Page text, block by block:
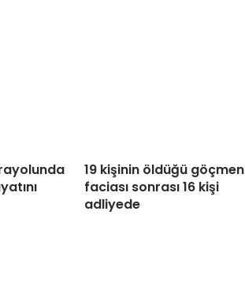
19 kişinin öldüğü göçmen
faciası sonrası 16 kişi
adliyede